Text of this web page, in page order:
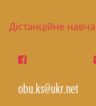
Дістанційне
obu.ks@ukr.net